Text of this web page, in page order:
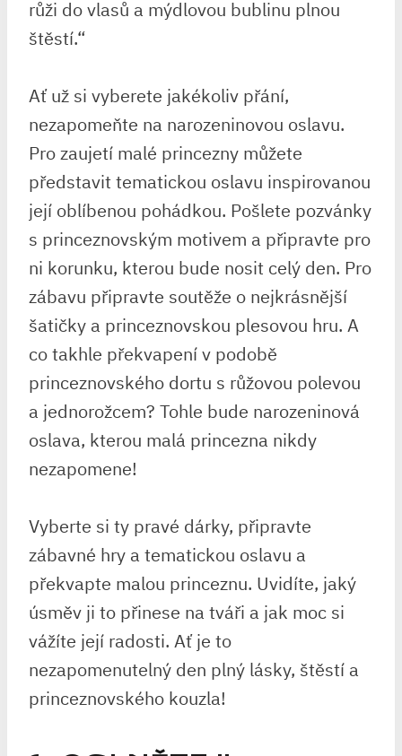
⁤růži do⁣ vlasů a mýdlovou bublinu⁢ plnou
štěstí.“
Ať už si vyberete jakékoliv přání,
nezapomeňte na narozeninovou⁤ oslavu.
⁣Pro ​zaujetí malé princezny‌ můžete
představit tematickou oslavu ‌inspirovanou⁢
její oblíbenou pohádkou. Pošlete pozvánky‍
s ‍princeznovským motivem a připravte pro
ni korunku, kterou bude nosit celý den. Pro
zábavu připravte soutěže o nejkrásnější
šatičky a princeznovskou ⁣plesovou hru. A
‌co ​takhle‍ překvapení v podobě
princeznovského dortu s⁣ růžovou⁤ polevou
‍a jednorožcem? Tohle bude narozeninová
oslava, kterou malá‌ princezna nikdy‌
nezapomene!
Vyberte si ty pravé dárky, připravte
‌zábavné hry a tematickou ⁤oslavu a
překvapte​ malou ​princeznu. ‍Uvidíte, jaký
úsměv ji to‍ přinese na tváři a jak moc ​si
vážíte její radosti.​ Ať je to⁤
nezapomenutelný den​ plný⁢ lásky, štěstí ⁤a
princeznovského⁤ kouzla!